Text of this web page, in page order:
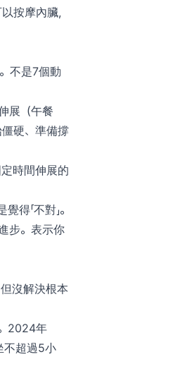
按摩內臟，
不是7個動
展（午餐
硬、準備撐
時間伸展的
「不對」。
步。表示你
沒解決根本
2024年
不超過5小